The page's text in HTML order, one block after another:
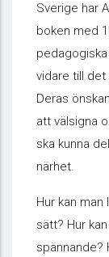
Sverige har
boken med
vidare till det
Deras
att välsigna
ska kunna
närhet.
Hur kan
sätt? Hur
spännande?